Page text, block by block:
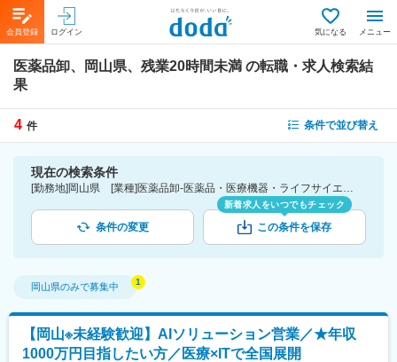
会員登録 ログイン 気になる メニュー
医薬品卸、岡山県、残業20時間未満 の転職・求人検索結
果
4 件 条件で並び替え
現在の検索条件
[勤務地]岡山県 [業種]医薬品卸-医薬品・医療機器・ライフサイエンス・医療系サービス [詳細条件](休日・働き方)残業20時間未満
条件の変更
新着求人をいつでもチェック
この条件を保存
岡山県のみで募集中
【岡山※未経験歓迎】AIソリューション営業／★年収
1000万円目指したい方／医療×ITで全国展開